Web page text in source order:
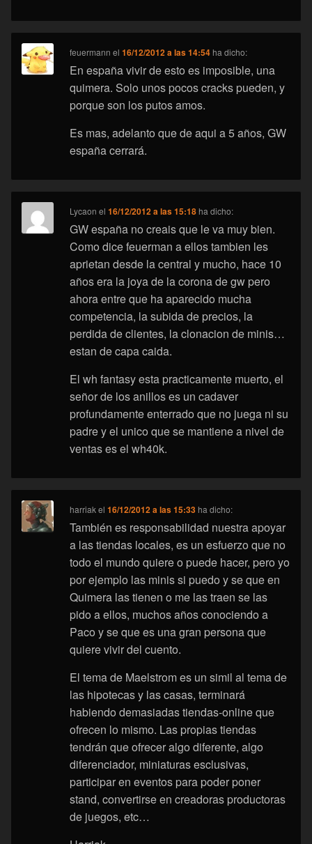
feuermann el16/12/2012 a las 14:54 ha dicho:
En españa vivir de esto es imposible, una
quimera. Solo unos pocos cracks pueden, y
porque son los putos amos.
Es mas, adelanto que de aqui a 5 años, GW
españa cerrará.
Lycaon el16/12/2012 a las 15:18 ha dicho:
GW españa no creais que le va muy bien.
Como dice feuerman a ellos tambien les
aprietan desde la central y mucho, hace 10
años era la joya de la corona de gw pero
ahora entre que ha aparecido mucha
competencia, la subida de precios, la
perdida de clientes, la clonacion de minis…
estan de capa caida.
El wh fantasy esta practicamente muerto, el
señor de los anillos es un cadaver
profundamente enterrado que no juega ni su
padre y el unico que se mantiene a nivel de
ventas es el wh40k.
harriakel16/12/2012 a las 15:33 ha dicho:
También es responsabilidad nuestra apoyar
a las tiendas locales, es un esfuerzo que no
todo el mundo quiere o puede hacer, pero yo
por ejemplo las minis si puedo y se que en
Quimera las tienen o me las traen se las
pido a ellos, muchos años conociendo a
Paco y se que es una gran persona que
quiere vivir del cuento.
El tema de Maelstrom es un simil al tema de
las hipotecas y las casas, terminará
habiendo demasiadas tiendas-online que
ofrecen lo mismo. Las propias tiendas
tendrán que ofrecer algo diferente, algo
diferenciador, miniaturas esclusivas,
participar en eventos para poder poner
stand, convertirse en creadoras productoras
de juegos, etc…